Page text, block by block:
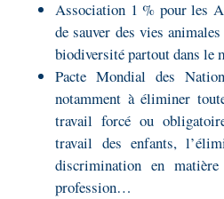
Association 1 % pour les
de sauver des vies
biodiversité partout dans le
Pacte Mondial des
notamment à éliminer
travail forcé ou
travail des enfants,
discrimination en
profession…